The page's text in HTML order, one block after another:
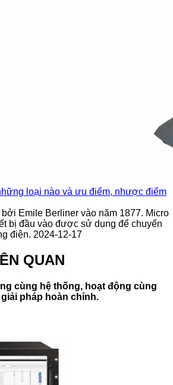
loại nào và ưu điểm, nhược điểm
Emile Berliner vào năm 1877. Micro
bị đầu vào được sử dụng để chuyển
điện. 2024-12-17
QUAN
cùng hệ thống, hoạt động cùng
pháp hoàn chỉnh.